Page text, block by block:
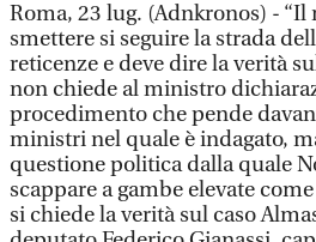
Roma, 23 lug. (Adnkronos) -
smettere si seguire la strada
reticenze e deve dire la verità
non chiede al ministro
procedimento che pende
ministri nel quale è indagato,
questione politica dalla quale
scappare a gambe elevate
si chiede la verità sul caso